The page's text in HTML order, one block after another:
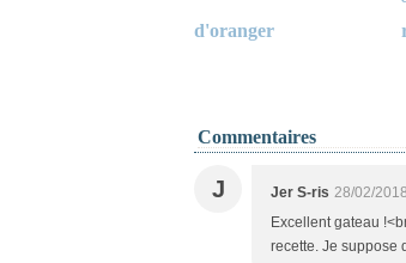
d'oranger
Commentaires
J Jer S-ris 28/02/
Excellent gateau
recette. Je suppose